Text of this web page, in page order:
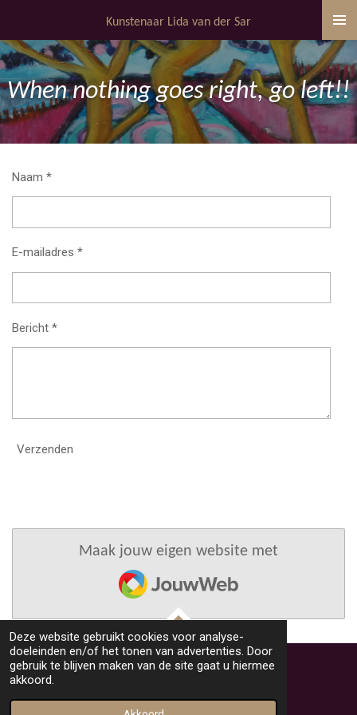
Deze website gebruikt cookies voor analyse-
doeleinden en/of het tonen van advertenties. Door
gebruik te blijven maken van de site gaat u hiermee
akkoord.
direct
naar
de
hoofdinhoud
Kunstenaar Lida van der Sar
When nothing goes right, go left!!
Naam *
E-mailadres *
Bericht *
Verzenden
Maak jouw eigen website met
JouwWeb
TOP